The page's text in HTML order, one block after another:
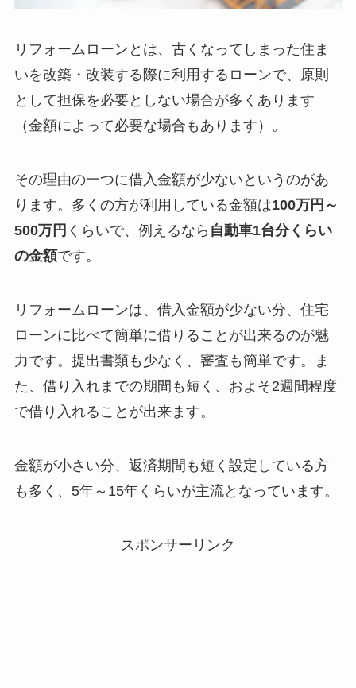
リフォームローンとは、古くなってしまった住ま
いを改築・改装する際に利用するローンで、原則
として担保を必要としない場合が多くあります
（金額によって必要な場合もあります）。
その理由の一つに借入金額が少ないというのがあ
ります。多くの方が利用している金額は100万円～
500万円 くらいで、例えるなら 自動車1台分くらい
の金額です。
リフォームローンは、借入金額が少ない分、住宅
ローンに比べて簡単に借りることが出来るのが魅
力です。提出書類も少なく、審査も簡単です。ま
た、借り入れまでの期間も短く、およそ2週間程度
で借り入れることが出来ます。
金額が小さい分、返済期間も短く設定している方
も多く、5年～15年くらいが主流となっています。
スポンサーリンク